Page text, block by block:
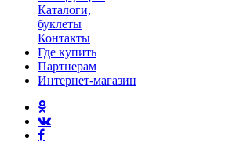
Каталоги,
буклеты
Контакты
Где купить
Партнерам
Интернет-магазин